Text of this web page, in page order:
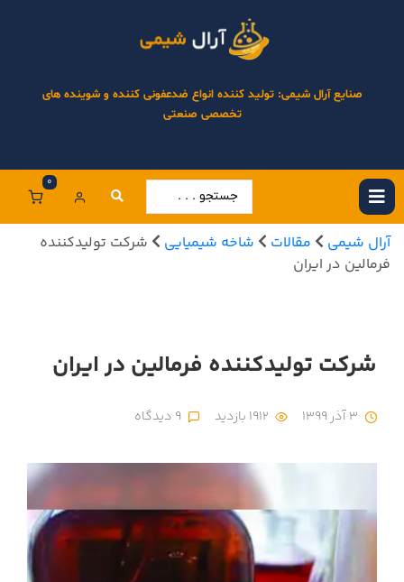
صنایع آرال شیمی: تولید کننده انواع ضدعفونی کننده و شوینده های
تخصصی صنعتی
0
آرال شیمی مقالات شاخه شیمیایی
شرکت تولیدکننده
فرمالین در ایران
شرکت تولیدکننده فرمالین در ایران